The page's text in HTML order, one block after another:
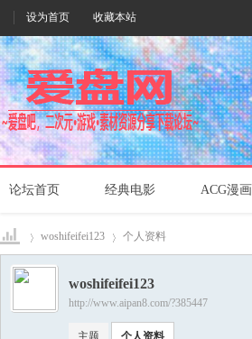
设为首页 收藏本站
论坛首页 经典电影 ACG漫画
爱盘›
woshifeifei123 个人资料
woshifeifei123
http://www.aipan8.com/?385447
主题 个人资料